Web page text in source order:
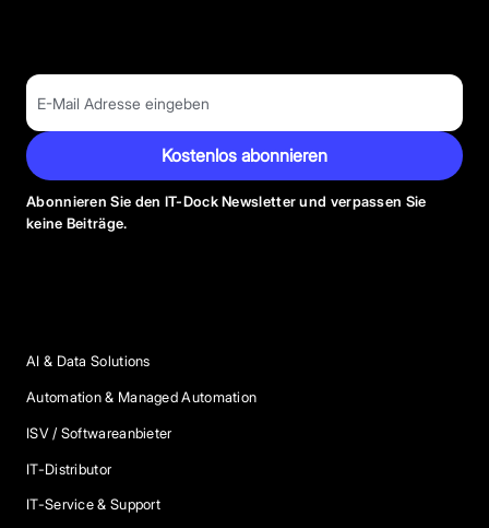
Kostenlos abonnieren
Abonnieren Sie den IT-Dock Newsletter und verpassen Sie
keine Beiträge.
AI & Data Solutions
Automation & Managed Automation
ISV / Softwareanbieter
IT-Distributor
IT-Service & Support